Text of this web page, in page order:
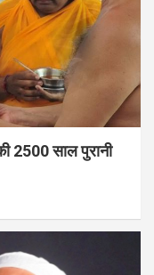
2500 साल पुरानी